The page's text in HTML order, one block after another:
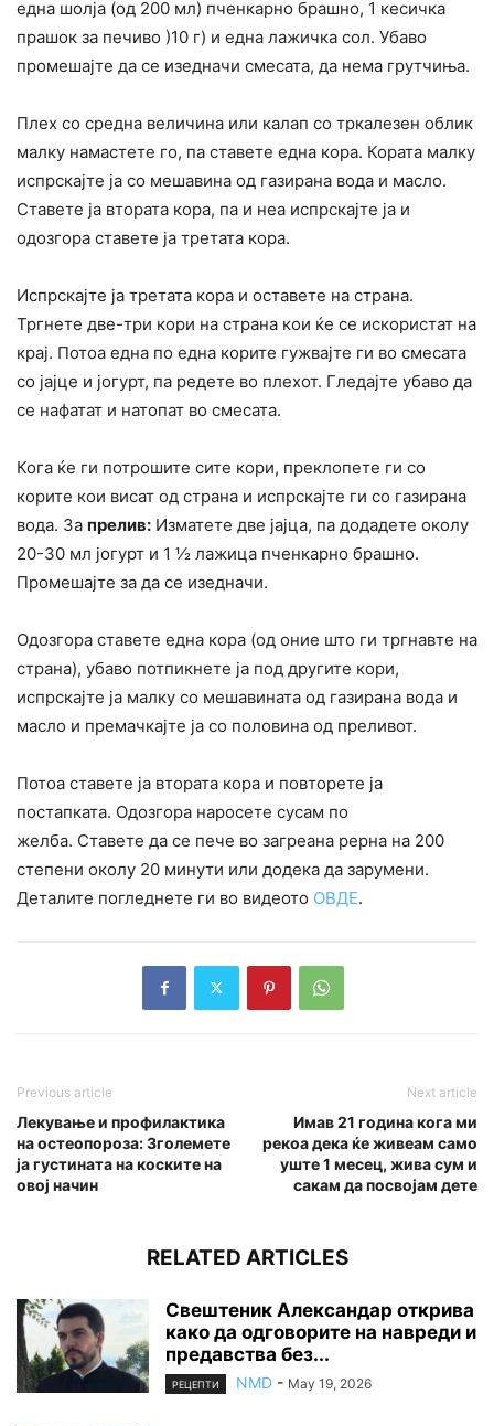
една шолја (од 200 мл) пченкарно брашно, 1 кесичка
прашок за печиво )10 г) и една лажичка сол. Убаво
промешајте да се изедначи смесата, да нема грутчиња.
Плех со средна величина или калап со тркалезен облик
малку намастете го, па ставете една кора. Кората малку
испрскајте ја со мешавина од газирана вода и масло.
Ставете ја втората кора, па и неа испрскајте ја и
одозгора ставете ја третата кора.
Испрскајте ја третата кора и оставете на страна.
Тргнете две-три кори на страна кои ќе се искористат на
крај. Потоа една по една корите гужвајте ги во смесата
со јајце и јогурт, па редете во плехот. Гледајте убаво да
се нафатат и натопат во смесата.
Кога ќе ги потрошите сите кори, преклопете ги со
корите кои висат од страна и испрскајте ги со газирана
вода. За прелив: Изматете две јајца, па додадете околу
20-30 мл јогурт и 1 ½ лажица пченкарно брашно.
Промешајте за да се изедначи.
Одозгора ставете една кора (од оние што ги тргнавте на
страна), убаво потпикнете ја под другите кори,
испрскајте ја малку со мешавината од газирана вода и
масло и премачкајте ја со половина од преливот.
Потоа ставете ја втората кора и повторете ја
постапката. Одозгора наросете сусам по
желба. Ставете да се пече во загреана рерна на 200
степени околу 20 минути или додека да зарумени.
Деталите погледнете ги во видеото ОВДЕ.
Previous article
Лекување и профилактика
на остеопороза: Зголемете
ја густината на коските на
овој начин
Next article
Имав 21 година кога ми
рекоа дека ќе живеам само
уште 1 месец, жива сум и
сакам да посвојам дете
RELATED ARTICLES
Свештеник Александар открива
како да одговорите на навреди и
предавства без...
РЕЦЕПТИ NMD - May 19, 2026